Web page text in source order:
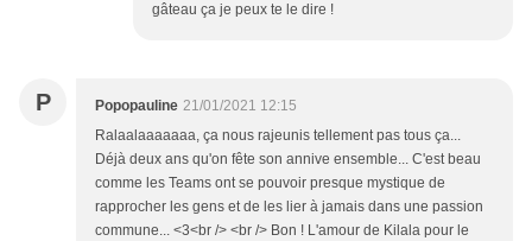
gâteau ça je peux te le dire !
P Popopauline 21/01/2021 12:15
Ralaalaaaaaaa, ça nous rajeunis tellement pas tous ça...
Déjà deux ans qu'on fête son annive ensemble... C'est beau
comme les Teams ont se pouvoir presque mystique de
rapprocher les gens et de les lier à jamais dans une passion
commune... <3<br /> <br /> Bon ! L'amour de Kilala pour le